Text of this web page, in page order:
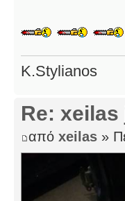
K.Stylianos
Re:
από xeilas »